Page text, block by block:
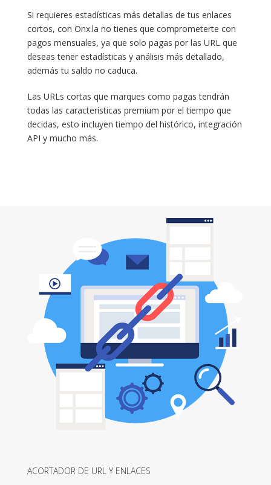
Si requieres estadísticas más detallas de tus enlaces
cortos, con Onx.la no tienes que comprometerte con
pagos mensuales, ya que solo pagas por las URL que
deseas tener estadísticas y análisis más detallado,
además tu saldo no caduca.
Las URLs cortas que marques como pagas tendrán
todas las características premium por el tiempo que
decidas, esto incluyen tiempo del histórico, integración
API y mucho más.
ACORTADOR DE URL Y ENLACES